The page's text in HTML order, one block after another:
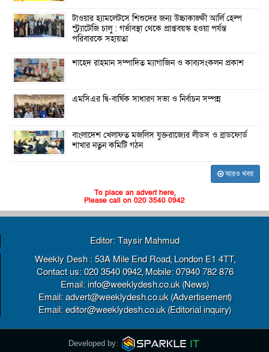
টাওয়ার হ্যামলেটসে শিশুদের জন্য উচ্চাকাঙ্ক্ষী আর্লি হেল্প
স্ট্র্যাটেজি চালু : গর্ভাবস্থা থেকে প্রাপ্তবয়স্ক হওয়া পর্যন্ত
পরিবারকে সহায়তা
শাহেদ রাহমান সম্পাদিত ম্যাগাজিন ও কাব্যসংকলন প্রকাশ
এমসিএর দ্বি-বার্ষিক সাধারণ সভা ও নির্বাচন সম্পন্ন
বাংলাদেশ খেলাফত মজলিস যুক্তরাজ্যের লীডস ও ব্রাডফোর্ড
শাখার নতুন কমিটি গঠন
আরও খবর
To place an advert here,
Please call on 020 3540 0942
Editor: Taysir Mahmud
Weekly Desh : 53A Mile End Road, London E1 4TT,
Contact us: 020 3540 0942, Mobile: 07940 782 876
Email: info@weeklydesh.co.uk (News)
Email: advert@weeklydesh.co.uk (Advertisement)
Email: editor@weeklydesh.co.uk (Editorial inquiry)
Developed by: